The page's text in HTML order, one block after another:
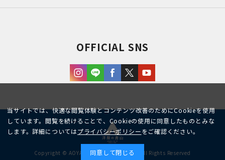
OFFICIAL SNS
Copyright © AOYAMA TRADING Co.,Ltd. All Rights Reserved
当サイトでは、快適な閲覧体験とコンテンツ改善のためにCookieを使用
しています。閲覧を続けることで、Cookieの使用に同意したものとみな
します。詳細についてはプライバシーポリシーをご確認ください。
同意して閉じる